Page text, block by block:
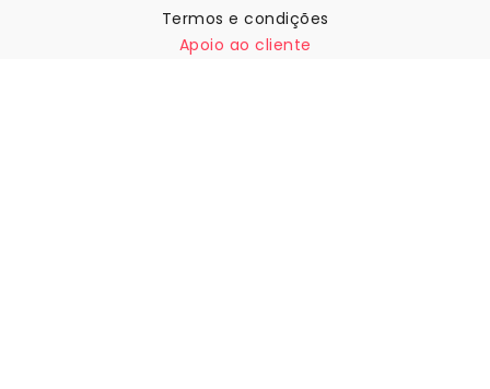
Termos e condições
Apoio ao cliente